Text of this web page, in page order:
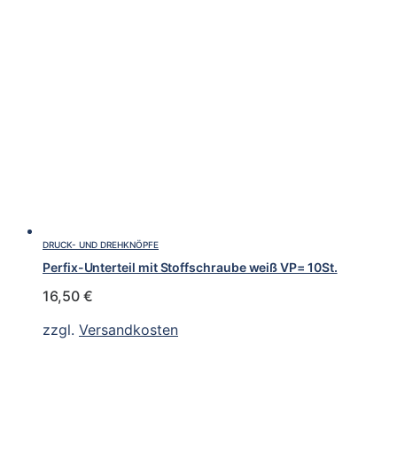
DRUCK- UND DREHKNÖPFE
Perfix-Unterteil mit Stoffschraube weiß VP= 10St.
16,50 €
zzgl. Versandkosten